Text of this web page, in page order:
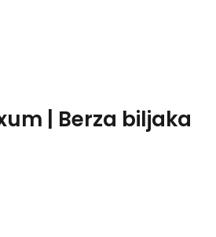
| Berza biljaka